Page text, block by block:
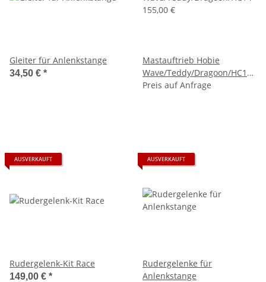
Gleiter für Anlenkstange
34,50 € *
Mastauftrieb Hobie
Wave/Teddy/Dragoon/HC14
155,00 €
Preis auf Anfrage
AUSVERKAUFT
Rudergelenk-Kit Race
149,00 € *
AUSVERKAUFT
Rudergelenke für
Anlenkstange